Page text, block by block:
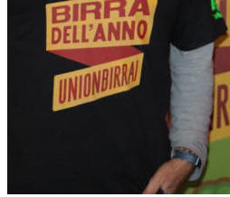
In un panorama brassicolo variegato,
diventa sempre più importante,
internazionale è di valorizzare queste
con la raccolta del luppolo e il suo
Si tratta di una produzione one-shot
birrificio, ma il risultato che se ne
con un’aromaticità originale ed
unico, non replicabile altrove, resa
al prodotto che cambia di anno in
intonsa, non lavorato né processato,